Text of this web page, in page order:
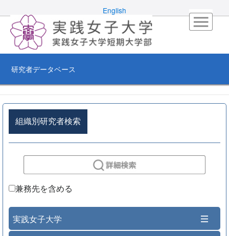
English
研究者データベース
組織別研究者検索
兼務先を含める
実践女子大学